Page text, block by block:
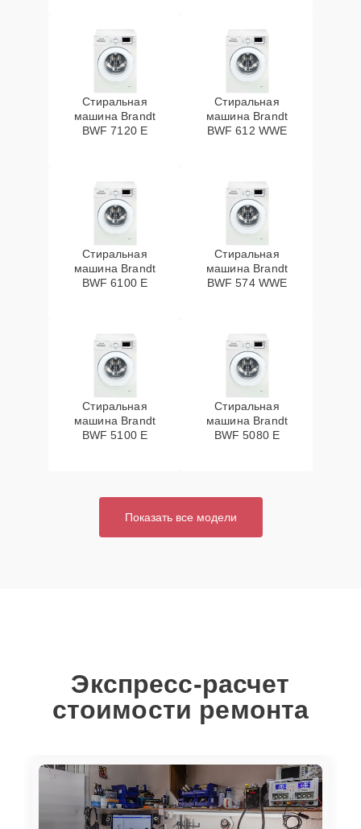
Стиральная
машина Brandt
BWF 7120 E
Стиральная
машина Brandt
BWF 612 WWE
Стиральная
машина Brandt
BWF 6100 E
Стиральная
машина Brandt
BWF 574 WWE
Стиральная
машина Brandt
BWF 5100 E
Стиральная
машина Brandt
BWF 5080 E
Показать все модели
Экспресс-расчет
стоимости ремонта